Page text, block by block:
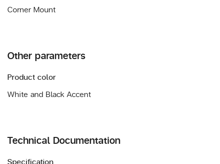
Corner Mount
Other parameters
Product color
White and Black Accent
Technical Documentation
Specification